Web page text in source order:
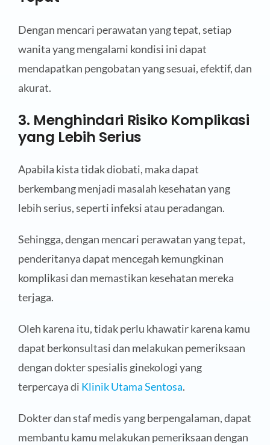
Dengan mencari perawatan yang tepat, setiap
wanita yang mengalami kondisi ini dapat
mendapatkan pengobatan yang sesuai, efektif, dan
akurat.
3. Menghindari Risiko Komplikasi
yang Lebih Serius
Apabila kista tidak diobati, maka dapat
berkembang menjadi masalah kesehatan yang
lebih serius, seperti infeksi atau peradangan.
Sehingga, dengan mencari perawatan yang tepat,
penderitanya dapat mencegah kemungkinan
komplikasi dan memastikan kesehatan mereka
terjaga.
Oleh karena itu, tidak perlu khawatir karena kamu
dapat berkonsultasi dan melakukan pemeriksaan
dengan dokter spesialis ginekologi yang
terpercaya di Klinik Utama Sentosa.
Dokter dan staf medis yang berpengalaman, dapat
membantu kamu melakukan pemeriksaan dengan